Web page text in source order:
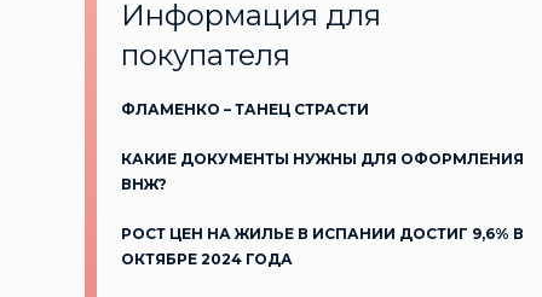
Информация для
покупателя
ФЛАМЕНКО – ТАНЕЦ СТРАСТИ
КАКИЕ ДОКУМЕНТЫ НУЖНЫ ДЛЯ ОФОРМЛЕНИЯ
ВНЖ?
РОСТ ЦЕН НА ЖИЛЬЕ В ИСПАНИИ ДОСТИГ 9,6% В
ОКТЯБРЕ 2024 ГОДА